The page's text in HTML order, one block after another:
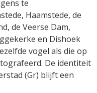
te
Haamstede, de
de Veerse Dam,
en Dishoek
vogel als die op
De identiteit
(Gr) blijft een